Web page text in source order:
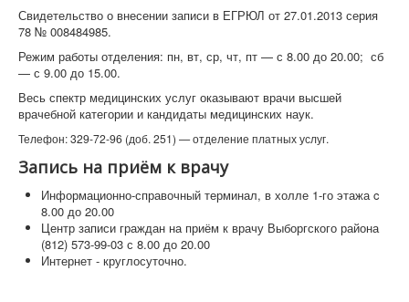
Свидетельство о внесении записи в ЕГРЮЛ от 27.01.2013 серия
78 № 008484985.
Режим работы отделения: пн, вт, ср, чт, пт — с 8.00 до 20.00; сб
— с 9.00 до 15.00.
Весь спектр медицинских услуг оказывают врачи высшей
врачебной категории и кандидаты медицинских наук.
Телефон: 329-72-96 (доб. 251) — отделение платных услуг.
Запись на приём к врачу
Информационно-справочный терминал, в холле 1-го этажа c
8.00 до 20.00
Центр записи граждан на приём к врачу Выборгского района
(812) 573-99-03 с 8.00 до 20.00
Интернет - круглосуточно.